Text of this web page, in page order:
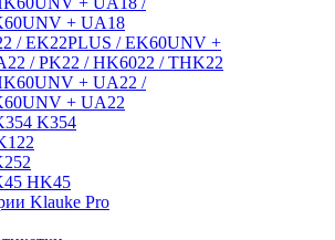
+ UA18
/ EK22PLUS / EK60UNV +
/ PK22 / HK6022 / THK22
+ UA22 /
+ UA22
K354
HK45
Klauke Pro